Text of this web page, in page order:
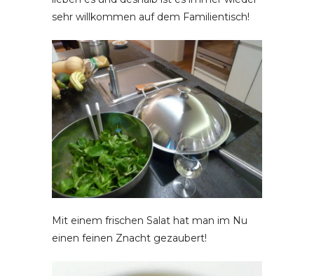
sehr willkommen auf dem Familientisch!
Mit einem frischen Salat hat man im Nu
einen feinen Znacht gezaubert!